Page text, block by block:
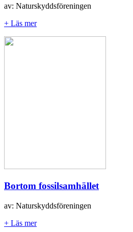
av: Naturskyddsföreningen
+ Läs mer
Bortom fossilsamhället
av: Naturskyddsföreningen
+ Läs mer